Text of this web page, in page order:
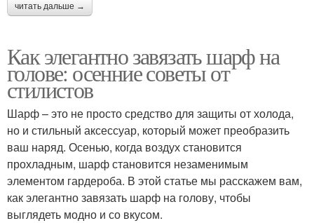
читать дальше →
Как элегантно завязать шарф на
голове: осенние советы от
стилистов
Шарф – это не просто средство для защиты от холода,
но и стильный аксессуар, который может преобразить
ваш наряд. Осенью, когда воздух становится
прохладным, шарф становится незаменимым
элементом гардероба. В этой статье мы расскажем вам,
как элегантно завязать шарф на голову, чтобы
выглядеть модно и со вкусом.